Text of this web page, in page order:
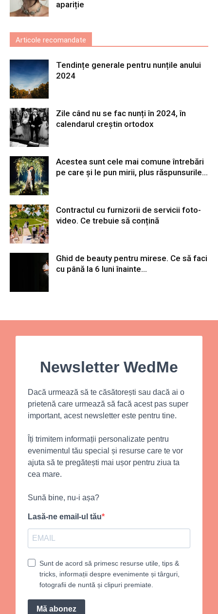
apariție
Articole recomandate
Tendințe generale pentru nunțile anului
2024
Zile când nu se fac nunți în 2024, în
calendarul creștin ortodox
Acestea sunt cele mai comune întrebări
pe care și le pun mirii, plus răspunsurile...
Contractul cu furnizorii de servicii foto-
video. Ce trebuie să conțină
Ghid de beauty pentru mirese. Ce să faci
cu până la 6 luni înainte...
Newsletter WedMe
Dacă urmează să te căsătorești sau dacă ai o
prietenă care urmează să facă acest pas super
important, acest newsletter este pentru tine.
Îți trimitem informații personalizate pentru
evenimentul tău special și resurse care te vor
ajuta să te pregătești mai ușor pentru ziua ta
cea mare.
Sună bine, nu-i așa?
Lasă-ne email-ul tău
Sunt de acord să primesc resurse utile, tips &
tricks, informații despre evenimente și târguri,
fotografii de nuntă și clipuri premiate.
Mă abonez